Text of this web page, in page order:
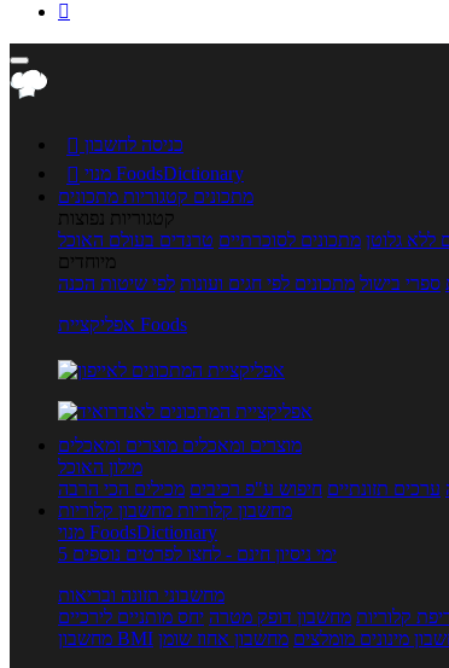

 כניסה לחשבון

מנוי FoodsDictionary
מתכונים קטגוריות מתכונים
קטגוריות נפוצות
ללא גלוטן מתכונים לסוכרתיים טרנדים בעולם האוכל
מיוחדים
ספרי בישול מתכונים לפי חגים ועונות לפי שיטות הכנה
אפליקציית Foods
מוצרים ומאכלים מוצרים ומאכלים
מילון האוכל
ערכים תזונתיים חיפוש ע"פ רכיבים מכילים הכי הרבה
מחשבון קלוריות מחשבון קלוריות
מנוי FoodsDictionary
5 ימי ניסיון חינם - לחצו לפרטים נוספים
מחשבוני תזונה ובריאות
קלוריות מחשבון דופק מטרה יחס מותניים לירכיים
מחשבון BMI
מינונים מומלצים מחשבון אחוז שומן